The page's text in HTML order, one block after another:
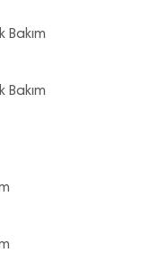
Bakım
Bakım